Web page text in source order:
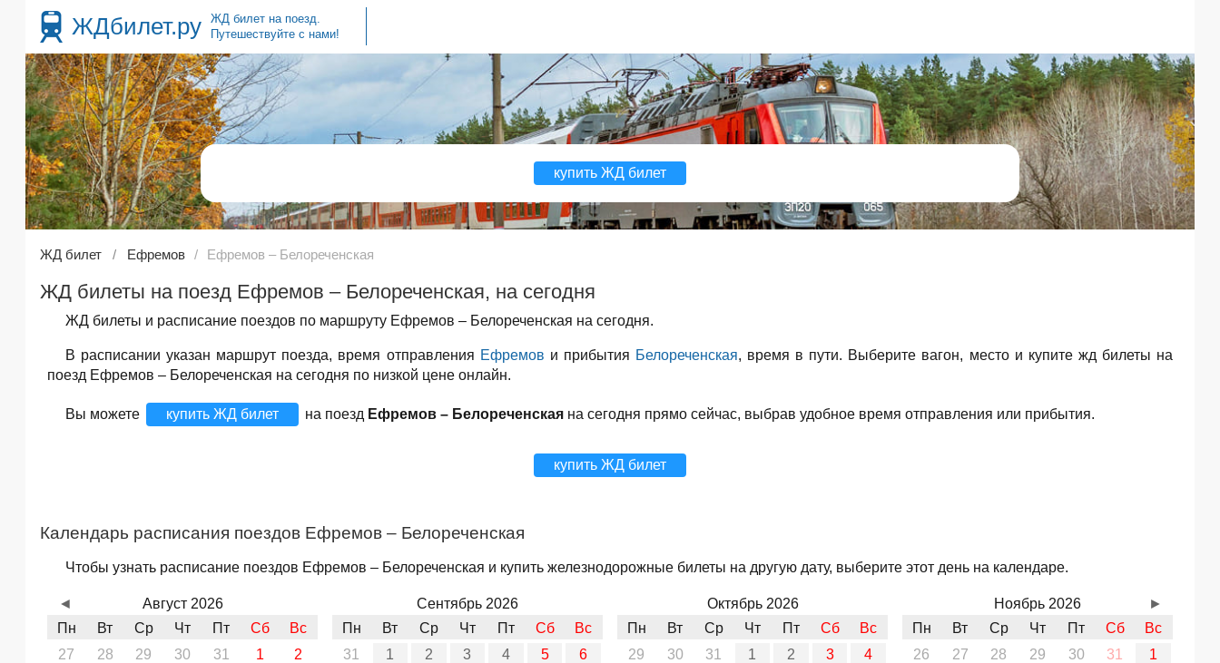
ЖДбилет.ру
ЖД билет на поезд.
Путешествуйте с нами!
купить ЖД билет
ЖД билет Ефремов Ефремов – Белореченская
ЖД билеты на поезд Ефремов – Белореченская, на сегодня
ЖД билеты и расписание поездов по маршруту Ефремов – Белореченская на сегодня.
В расписании указан маршрут поезда, время отправления Ефремов и прибытия Белореченская, время в пути. Выберите вагон, место и купите жд билеты на
поезд Ефремов – Белореченская на сегодня по низкой цене онлайн.
Вы можете купить ЖД билет на поезд Ефремов – Белореченская на сегодня прямо сейчас, выбрав удобное время отправления или прибытия.
купить ЖД билет
Календарь расписания поездов Ефремов – Белореченская
Чтобы узнать расписание поездов Ефремов – Белореченская и купить железнодорожные билеты на другую дату, выберите этот день на календаре.
Август 2026
Пн
Вт Ср Чт Пт Сб
Вс
27
28 29 30 31 1
2
Сентябрь 2026
Пн
Вт Ср Чт Пт Сб
Вс
31
1 2 3 4 5
6
Октябрь 2026
Пн
Вт Ср Чт Пт Сб
Вс
29
30 31 1 2 3
4
Ноябрь 2026
Пн
Вт Ср Чт Пт Сб
Вс
26
27 28 29 30 31
1
◄ ►